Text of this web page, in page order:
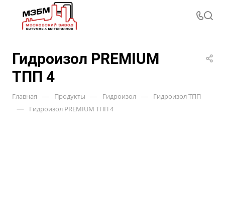
Гидроизол PREMIUM
ТПП 4
Главная — Продукты — Гидроизол — Гидроизол ТПП
— Гидроизол PREMIUM ТПП 4